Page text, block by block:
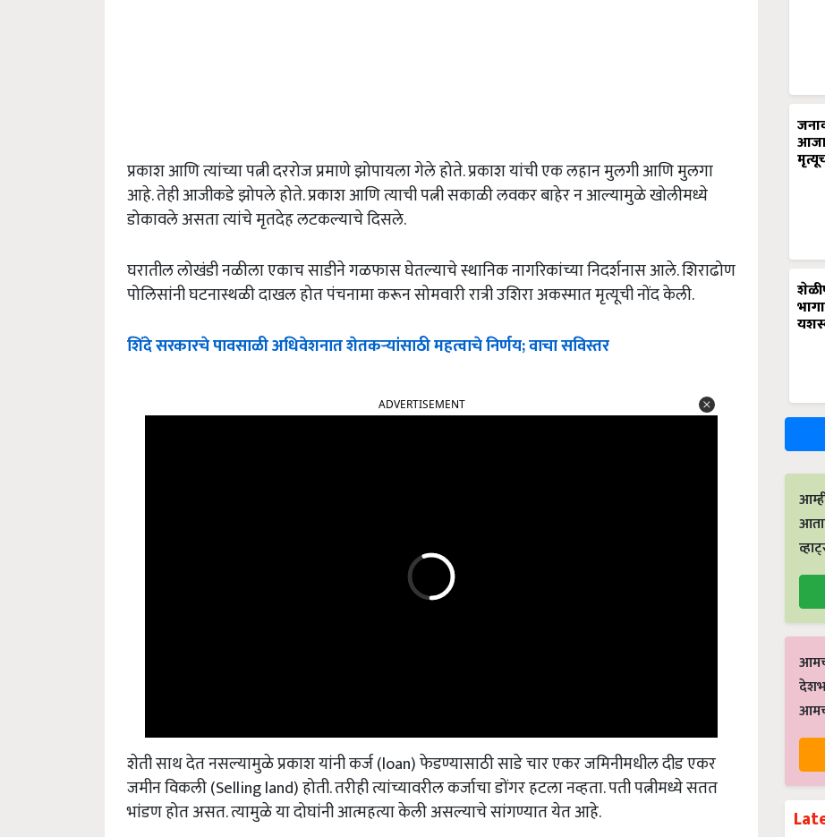
प्रकाश आणि त्यांच्या पत्नी दररोज प्रमाणे झोपायला गेले होते. प्रकाश यांची एक लहान मुलगी आणि मुलगा
आहे. तेही आजीकडे झोपले होते. प्रकाश आणि त्याची पत्नी सकाळी लवकर बाहेर न आल्यामुळे खोलीमध्ये
डोकावले असता त्यांचे मृतदेह लटकल्याचे दिसले.
घरातील लोखंडी नळीला एकाच साडीने गळफास घेतल्याचे स्थानिक नागरिकांच्या निदर्शनास आले. शिराढोण
पोलिसांनी घटनास्थळी दाखल होत पंचनामा करून सोमवारी रात्री उशिरा अकस्मात मृत्यूची नोंद केली.
शिंदे सरकारचे पावसाळी अधिवेशनात शेतकऱ्यांसाठी महत्वाचे निर्णय; वाचा सविस्तर
शेती साथ देत नसल्यामुळे प्रकाश यांनी कर्ज (loan) फेडण्यासाठी साडे चार एकर जमिनीमधील दीड एकर
जमीन विकली (Selling land) होती. तरीही त्यांच्यावरील कर्जाचा डोंगर हटला नव्हता. पती पत्नीमध्ये सतत
भांडण होत असत. त्यामुळे या दोघांनी आत्महत्या केली असल्याचे सांगण्यात येत आहे.